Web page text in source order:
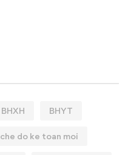
BHXH BHYT
che do ke toan moi